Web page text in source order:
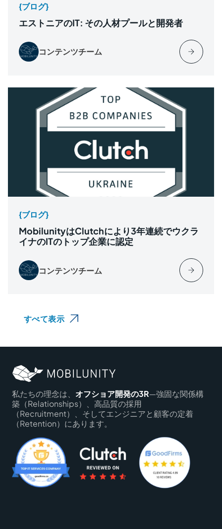
{ブログ}
エストニアのIT: その人材プールと開発者
コンテンツチーム
{ブログ}
MobilunityはClutchにより3年連続でウクラ
イナのITのトップ企業に認定
コンテンツチーム
すべて表示
私たちの理念は、 オフショア開発の3R―強固な関係構
築（Relationships）、高品質の採用
（Recruitment）、そしてエンジニアと顧客の定着
（Retention）にあります。